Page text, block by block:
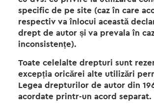
specific de pe site (caz în care
respectiv va înlocui această
drept de autor și va prevala în
inconsistențe).
Toate celelalte drepturi sunt
excepția oricărei alte utilizări
Legea drepturilor de autor din
acordate printr-un acord separat.